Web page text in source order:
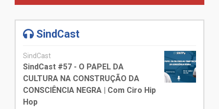
SindCast
SindCast
SindCast #57 - O PAPEL DA
CULTURA NA CONSTRUÇÃO DA
CONSCIÊNCIA NEGRA | Com Ciro Hip
Hop